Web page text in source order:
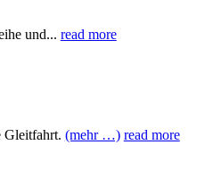
und... read more
Gleitfahrt. (mehr …) read more